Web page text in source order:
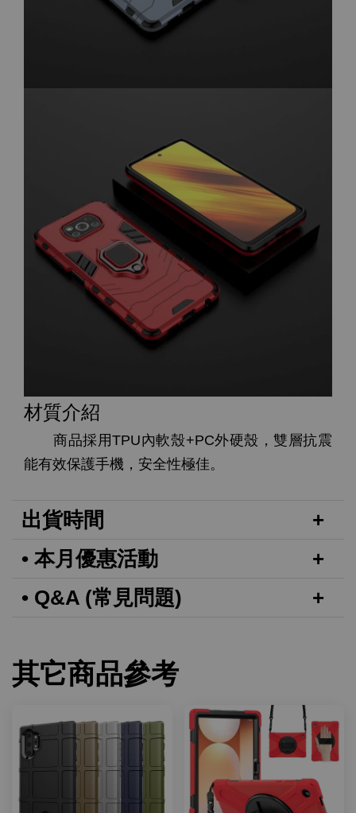
材質介紹
商品採用TPU內軟殼+PC外硬殼，雙層抗震
能有效保護手機，安全性極佳。
出貨時間
• 本月優惠活動
• Q&A (常見問題)
其它商品參考